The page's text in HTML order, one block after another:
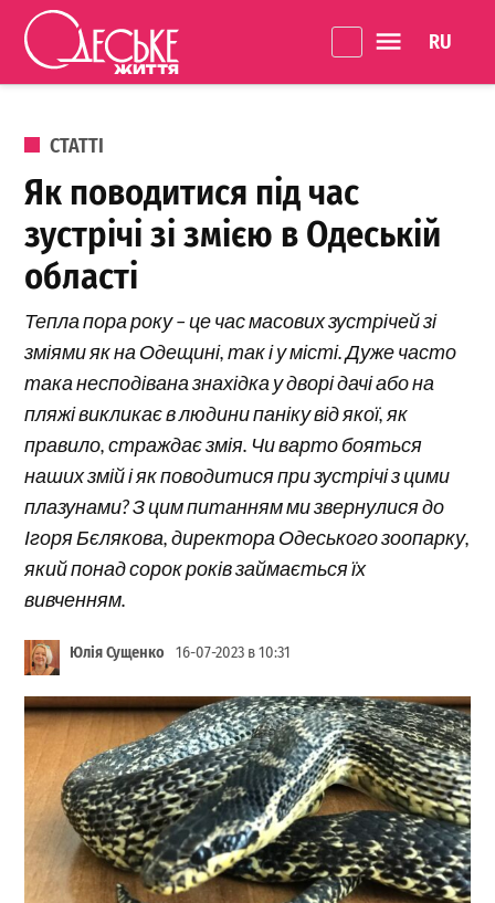
Перейти до вмісту
Життя
ОПУБЛІКОВАНО В
СТАТТІ
Як поводитися під час
зустрічі зі змією в Одеській
області
Тепла пора року – це час масових зустрічей зі
зміями як на Одещині, так і у місті. Дуже часто
така несподівана знахідка у дворі дачі або на
пляжі викликає в людини паніку від якої, як
правило, страждає змія. Чи варто бояться
наших змій і як поводитися при зустрічі з цими
плазунами? З цим питанням ми звернулися до
Ігоря Бєлякова, директора Одеського зоопарку,
який понад сорок років займається їх
вивченням.
Юлія Сущенко 16-07-2023 в 10:31